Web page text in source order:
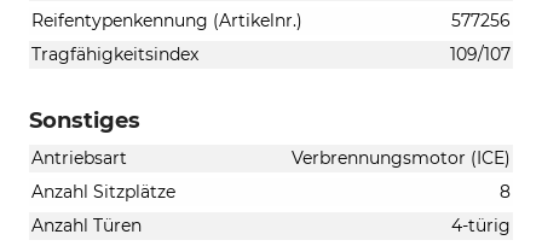
Reifentypenkennung (Artikelnr.)
577256
Tragfähigkeitsindex
109/107
Sonstiges
Antriebsart
Verbrennungsmotor (ICE)
Anzahl Sitzplätze
8
Anzahl Türen
4-türig